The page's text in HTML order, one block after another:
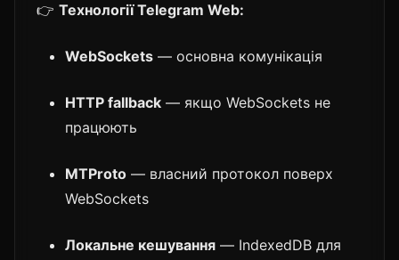
👉 Технології Telegram Web:
WebSockets — основна комунікація
HTTP fallback — якщо WebSockets не
працюють
MTProto — власний протокол поверх
WebSockets
Локальне кешування — IndexedDB для